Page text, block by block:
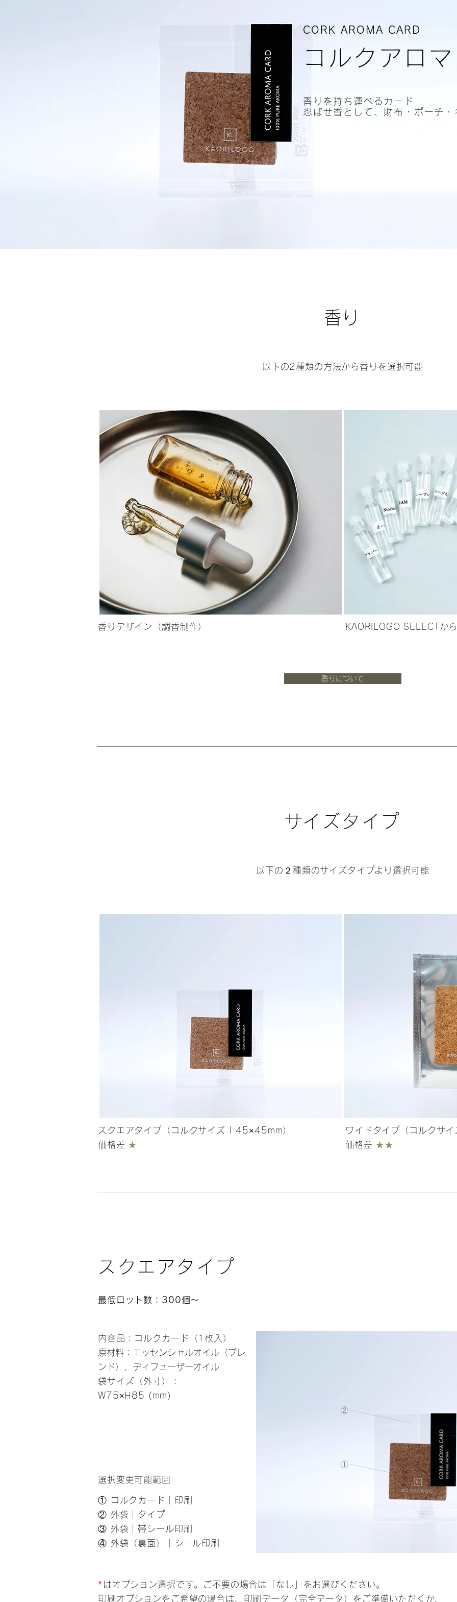
CORK AROMA CARD
コルクアロ
香りを持ち運べるカード
忍ばせ香として、財布・ポーチ
​香り
以下の2種類の方法から香りを選択可能
香りデザイン（調香制作） KAORILOGO SELECTか
香りについて
​サイズタイプ
以下の２種類のサイズタイプより選択可能
スクエアタイプ​（コルクサイズ | 45×45mm）​
価格差 ★
ワイドタイプ​（コルクサ
価格差 ★★
スクエアタイプ
最低ロット数：300個〜
内容品：コルクカード（1枚入）
​原材料：エッセンシャルオイル（ブレ
ンド）、ディフューザーオイル
袋サイズ（外寸）：
W75×H85 (mm)
選択変更可能範囲
① コルクカード｜印刷
② 外袋｜タイプ
③ 外袋｜帯シール印刷
​④ 外袋（裏面）｜シール印刷
*はオプション選択です。ご不要の場合は「なし」をお選びください。
印刷オプションをご希望の場合は、印刷データ（完全データ）をご準備いただくか、